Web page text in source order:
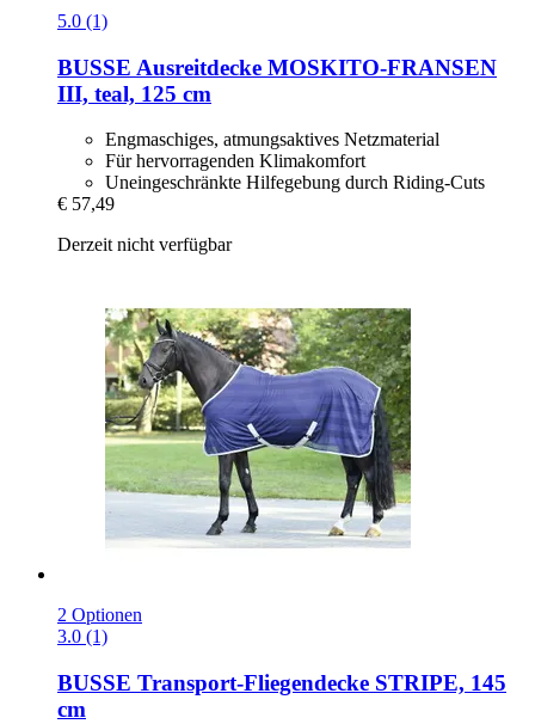
5.0 (1)
BUSSE Ausreitdecke MOSKITO-​FRANSEN
III, teal, 125 cm
Engmaschiges, atmungsaktives Netzmaterial
Für hervorragenden Klimakomfort
Uneingeschränkte Hilfegebung durch Riding-Cuts
€ 57,49
Derzeit nicht verfügbar
2 Optionen
3.0 (1)
BUSSE Transport-​Fliegendecke STRIPE, 145
cm